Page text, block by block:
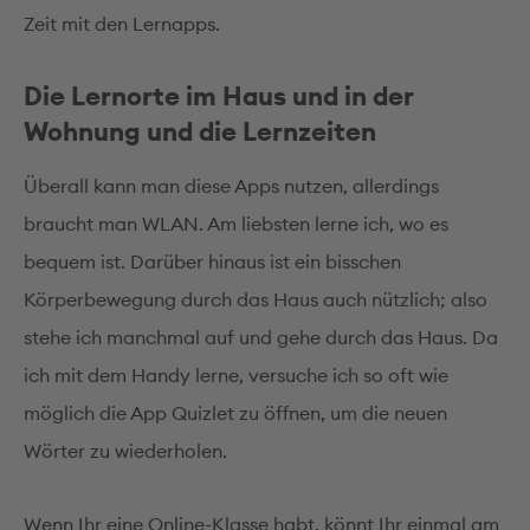
Zeit mit den Lernapps.
Die Lernorte im Haus und in der
Wohnung und die Lernzeiten
Überall kann man diese Apps nutzen, allerdings
braucht man WLAN. Am liebsten lerne ich, wo es
bequem ist. Darüber hinaus ist ein bisschen
Körperbewegung durch das Haus auch nützlich; also
stehe ich manchmal auf und gehe durch das Haus. Da
ich mit dem Handy lerne, versuche ich so oft wie
möglich die App Quizlet zu öffnen, um die neuen
Wörter zu wiederholen.
Wenn Ihr eine Online-Klasse habt, könnt Ihr einmal am